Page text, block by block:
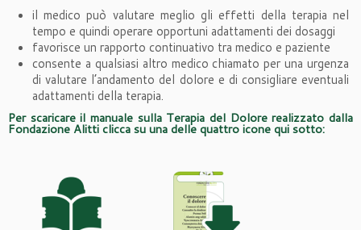
il medico può valutare meglio gli effetti della terapia nel
tempo e quindi operare opportuni adattamenti dei dosaggi
favorisce un rapporto continuativo tra medico e paziente
consente a qualsiasi altro medico chiamato per una urgenza
di valutare l’andamento del dolore e di consigliare eventuali
adattamenti della terapia.
Per scaricare il manuale sulla Terapia del Dolore realizzato dalla
Fondazione Alitti clicca su una delle quattro icone qui sotto: